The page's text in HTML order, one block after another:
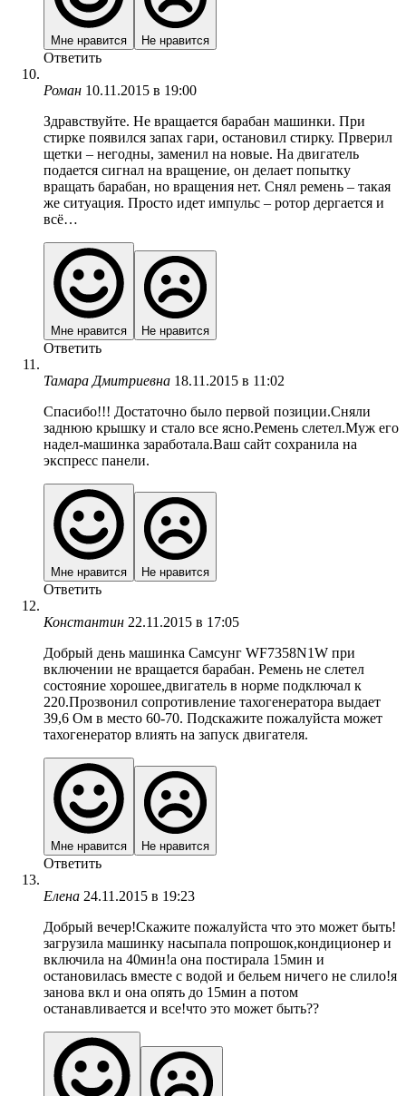
Мне нравится Не нравится
Ответить
Роман 10.11.2015 в 19:00
Здравствуйте. Не вращается барабан машинки. При
стирке появился запах гари, остановил стирку. Прверил
щетки – негодны, заменил на новые. На двигатель
подается сигнал на вращение, он делает попытку
вращать барабан, но вращения нет. Снял ремень – такая
же ситуация. Просто идет импульс – ротор дергается и
всё…
Мне нравится Не нравится
Ответить
Тамара Дмитриевна 18.11.2015 в 11:02
Спасибо!!! Достаточно было первой позиции.Сняли
заднюю крышку и стало все ясно.Ремень слетел.Муж его
надел-машинка заработала.Ваш сайт сохранила на
экспресс панели.
Мне нравится Не нравится
Ответить
Константин 22.11.2015 в 17:05
Добрый день машинка Самсунг WF7358N1W при
включении не вращается барабан. Ремень не слетел
состояние хорошее,двигатель в норме подключал к
220.Прозвонил сопротивление тахогенератора выдает
39,6 Ом в место 60-70. Подскажите пожалуйста может
тахогенератор влиять на запуск двигателя.
Мне нравится Не нравится
Ответить
Елена 24.11.2015 в 19:23
Добрый вечер!Скажите пожалуйста что это может быть!
загрузила машинку насыпала попрошок,кондиционер и
включила на 40мин!а она постирала 15мин и
остановилась вместе с водой и бельем ничего не слило!я
занова вкл и она опять до 15мин а потом
останавливается и все!что это может быть??